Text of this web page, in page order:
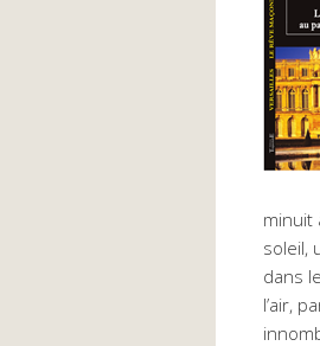
minuit
soleil,
dans
l’air,